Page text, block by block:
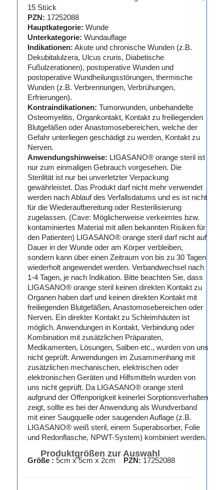
15 Stück
PZN: 17252088
Hauptkategorie: Wunde
Unterkategorie: Wundauflage
Indikationen: Akute und chronische Wunden (z.B.
Dekubitalulzera, Ulcus cruris, Diabetische
Fußulzerationen), postoperative Wunden und
postoperative Wundheilungsstörungen, thermische
Wunden (z.B. Verbrennungen, Verbrühungen,
Erfrierungen).
Kontraindikationen: Tumorwunden, unbehandelte
Osteomyelitis, Organkontakt, Kontakt zu freiliegenden
Blutgefäßen oder Anastomosebereichen, welche der
Gefahr unterliegen geschädigt zu werden, Kontakt zu
Nerven.
Anwendungshinweise: LIGASANO® orange steril ist
nur zum einmaligen Gebrauch vorgesehen. Die
Sterilität ist nur bei unverletzter Verpackung
gewährleistet. Das Produkt darf nicht mehr verwendet
werden nach Ablauf des Verfallsdatums und es ist nicht
für die Wiederaufbereitung oder Resterilisierung
zugelassen. (Cave: Möglicherweise verkeimtes bzw.
kontaminiertes Material mit allen bekannten Risiken für
den Patienten) LIGASANO® orange steril darf nicht auf
Dauer in der Wunde oder am Körper verbleiben,
sondern kann über einen Zeitraum von bis zu 30 Tagen
wiederholt angewendet werden. Verbandwechsel nach
1-4 Tagen, je nach Indikation. Bitte beachten Sie, dass
LIGASANO® orange steril keinen direkten Kontakt zu
Organen haben darf und keinen direkten Kontakt mit
freiliegenden Blutgefäßen, Anastomosebereichen oder
Nerven. Ein direkter Kontakt zu Schleimhäuten ist
möglich. Anwendungen in Kontakt, Verbindung oder
Kombination mit zusätzlichen Präparaten,
Medikamenten, Lösungen, Salben etc., wurden von uns
nicht geprüft. Anwendungen im Zusammenhang mit
zusätzlichen mechanischen, elektrischen oder
elektronischen Geräten und Hilfsmitteln wurden von
uns nicht geprüft. Da LIGASANO® orange steril
aufgrund der Offenporigkeit keinerlei Sorptionsverhalten
zeigt, sollte es bei der Anwendung als Wundverband
mit einer Saugquelle oder saugenden Auflage (z.B.
LIGASANO® weiß steril, einem Superabsorber, Folie
und Redonflasche, NPWT-System) kombiniert werden.
Produktgrößen zur Auswahl
Größe : 5cm x 5cm x 2cm PZN: 17252088